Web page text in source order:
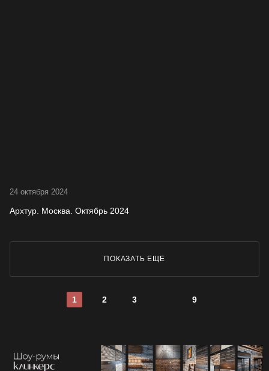
24 октября 2024
Архтур. Москва. Октябрь 2024
ПОКАЗАТЬ ЕЩЕ
1 2 3 9